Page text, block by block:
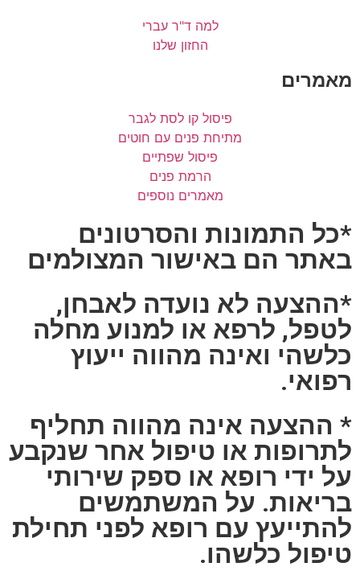
למה ד"ר עברי
החזון שלנו
מאמרים
פיסול קו לסת לגבר
מתיחת פנים עם חוטים
פיסול שפתיים
הרמת פנים
מאמרים נוספים
*כל התמונות והסרטונים
באתר הם באישור המצולמים
*ההצעה לא נועדה לאבחן,
לטפל, לרפא או למנוע מחלה
כלשהי ואינה מהווה ייעוץ
רפואי.
* ההצעה אינה מהווה תחליף
לתרופות או טיפול אחר שנקבע
על ידי רופא או ספק שירותי
בריאות. על המשתמשים
להתייעץ עם רופא לפני תחילת
טיפול כלשהו.